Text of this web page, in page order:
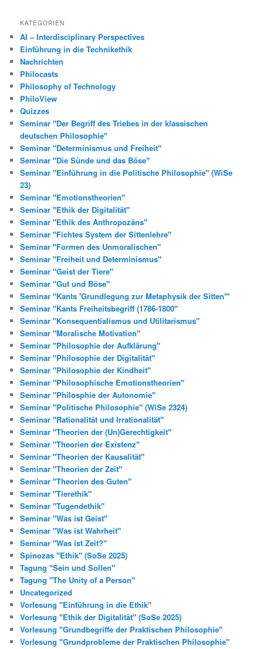
KATEGORIEN
AI – Interdisciplinary Perspectives
Einführung in die Technikethik
Nachrichten
Philocasts
Philosophy of Technology
PhiloView
Quizzes
Seminar "Der Begriff des Triebes in der klassischen
deutschen Philosophie"
Seminar "Determinismus und Freiheit"
Seminar "Die Sünde und das Böse"
Seminar "Einführung in die Politische Philosophie" (WiSe
23)
Seminar "Emotionstheorien"
Seminar "Ethik der Digitalität"
Seminar "Ethik des Anthropozäns"
Seminar "Fichtes System der Sittenlehre"
Seminar "Formen des Unmoralischen"
Seminar "Freiheit und Determinismus"
Seminar "Geist der Tiere"
Seminar "Gut und Böse"
Seminar "Kants 'Grundlegung zur Metaphysik der Sitten'"
Seminar "Kants Freiheitsbegriff (1786-1800"
Seminar "Konsequentialismus und Utilitarismus"
Seminar "Moralische Motivation"
Seminar "Philosophie der Aufklärung"
Seminar "Philosophie der Digitalität"
Seminar "Philosophie der Kindheit"
Seminar "Philosophische Emotionstheorien"
Seminar "Philosphie der Autonomie"
Seminar "Politische Philosophie" (WiSe 2324)
Seminar "Rationalität und Irrationalität"
Seminar "Theorien der (Un)Gerechtigkeit"
Seminar "Theorien der Existenz"
Seminar "Theorien der Kausalität"
Seminar "Theorien der Zeit"
Seminar "Theorien des Guten"
Seminar "Tierethik"
Seminar "Tugendethik"
Seminar "Was ist Geist"
Seminar "Was ist Wahrheit"
Seminar "Was ist Zeit?"
Spinozas "Ethik" (SoSe 2025)
Tagung "Sein und Sollen"
Tagung "The Unity of a Person"
Uncategorized
Vorlesung "Einführung in die Ethik"
Vorlesung "Ethik der Digitalität" (SoSe 2025)
Vorlesung "Grundbegriffe der Praktischen Philosophie"
Vorlesung "Grundprobleme der Praktischen Philosophie"